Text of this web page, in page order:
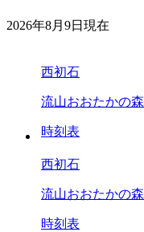
2026年8月9日 現在
西初石
流山おおたかの
時刻表
西初石
流山おおたかの
時刻表